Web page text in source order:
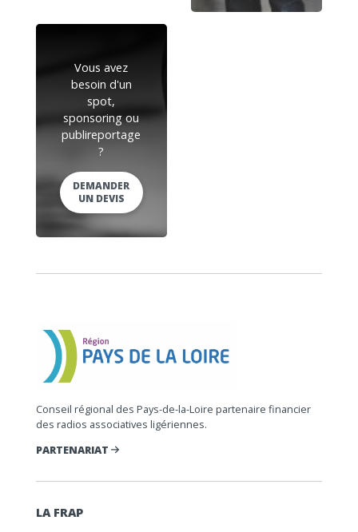
Vous avez
besoin d'un
spot,
sponsoring ou
publireportage
?
DEMANDER
UN DEVIS
Conseil régional des Pays-de-la-Loire partenaire financier
des radios associatives ligériennes.
PARTENARIAT
LA FRAP